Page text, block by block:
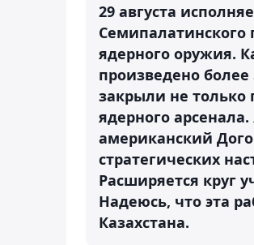
29 августа
Семипалатинского
ядерного оружия.
произведено
закрыли не только
ядерного
американский
стратегических
Расширяется круг
Надеюсь, что эта
Казахстана.